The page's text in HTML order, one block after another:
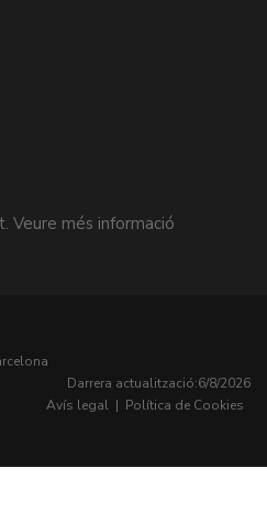
Darrera actualització:6/8/2026
Avís legal | Política de Cookies